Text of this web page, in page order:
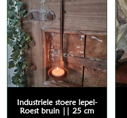
Industriele stoere lepel-
Roest bruin || 25 cm